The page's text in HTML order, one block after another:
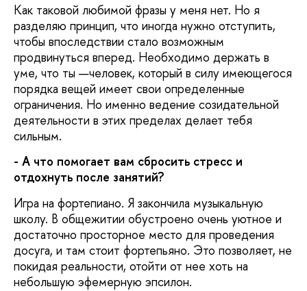
Как таковой любимой фразы у меня нет. Но я
разделяю принцип, что иногда нужно отступить,
чтобы впоследствии стало возможным
продвинуться вперед. Необходимо держать в
уме, что ты —человек, который в силу имеющегося
порядка вещей имеет свои определенные
ограничения. Но именно ведение созидательной
деятельности в этих пределах делает тебя
сильным.
- А что помогает вам сбросить стресс и
отдохнуть после занятий?
Игра на фортепиано. Я закончила музыкальную
школу. В общежитии обустроено очень уютное и
достаточно просторное место для проведения
досуга, и там стоит фортепьяно. Это позволяет, не
покидая реальности, отойти от нее хоть на
небольшую эфемерную эпсилон.